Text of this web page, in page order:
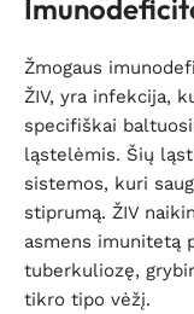
Žmogaus
ŽIV, yra infekcija,
specifiškai
ląstelėmis. Šių
sistemos, kuri
stiprumą. ŽIV
asmens imunitetą
tuberkuliozę,
tikro tipo vėžį.